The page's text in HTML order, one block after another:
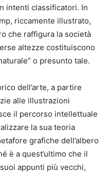
intenti classificatori. In
riccamente illustrato,
che raffigura la società
altezze costituiscono
o presunto tale.
dell’arte, a partire
alle illustrazioni
il percorso intellettuale
la sua teoria
grafiche dell’albero
è a quest’ultimo che il
appunti più vecchi,